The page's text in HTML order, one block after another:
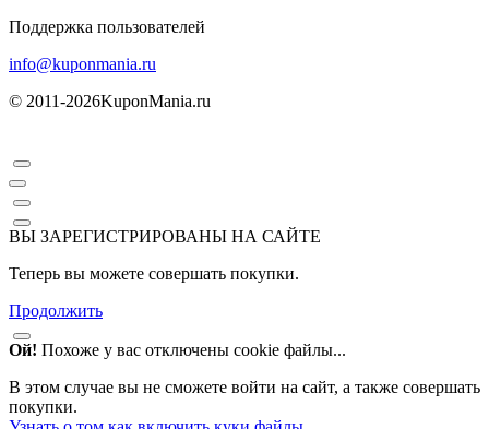
Поддержка пользователей
info@kuponmania.ru
© 2011-2026KuponMania.ru
ВЫ ЗАРЕГИСТРИРОВАНЫ НА САЙТЕ
Теперь вы можете совершать покупки.
Продолжить
Ой! Похоже у вас отключены cookie файлы...
В этом случае вы не сможете войти на сайт, а также совершать
покупки.